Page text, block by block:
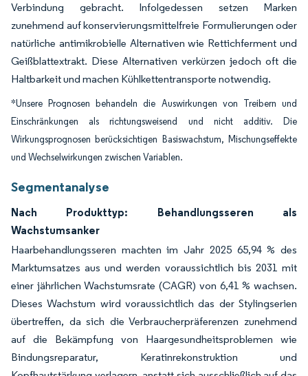
Verbindung gebracht. Infolgedessen setzen Marken
zunehmend auf konservierungsmittelfreie Formulierungen oder
natürliche antimikrobielle Alternativen wie Rettichferment und
Geißblattextrakt. Diese Alternativen verkürzen jedoch oft die
Haltbarkeit und machen Kühlkettentransporte notwendig.
*Unsere Prognosen behandeln die Auswirkungen von Treibern und
Einschränkungen als richtungsweisend und nicht additiv. Die
Wirkungsprognosen berücksichtigen Basiswachstum, Mischungseffekte
und Wechselwirkungen zwischen Variablen.
Segmentanalyse
Nach Produkttyp: Behandlungsseren als
Wachstumsanker
Haarbehandlungsseren machten im Jahr 2025 65,94 % des
Marktumsatzes aus und werden voraussichtlich bis 2031 mit
einer jährlichen Wachstumsrate (CAGR) von 6,41 % wachsen.
Dieses Wachstum wird voraussichtlich das der Stylingserien
übertreffen, da sich die Verbraucherpräferenzen zunehmend
auf die Bekämpfung von Haargesundheitsproblemen wie
Bindungsreparatur, Keratinrekonstruktion und